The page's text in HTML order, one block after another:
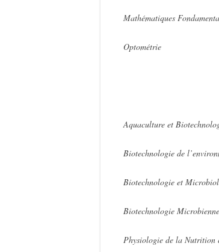
Mathématiques
Optométrie
Aquaculture et
Physiologie de la Nutrition